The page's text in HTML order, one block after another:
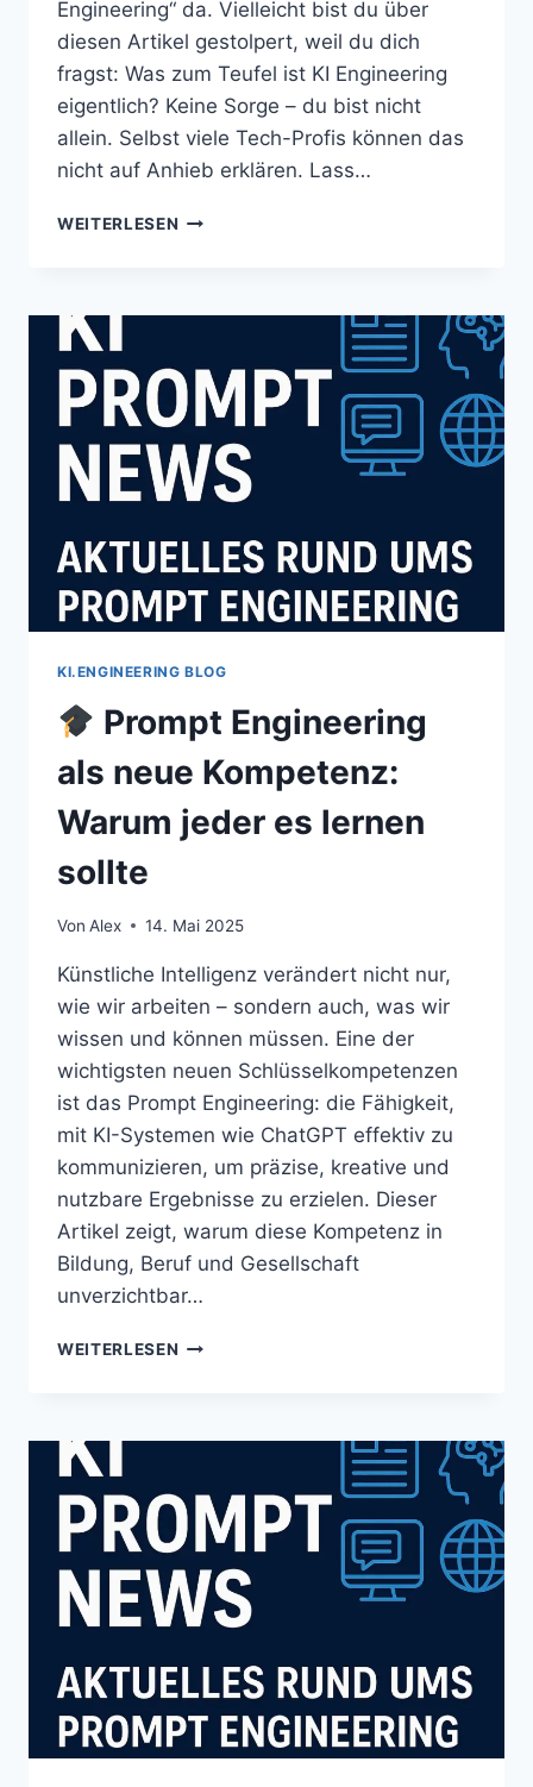
Engineering“ da. Vielleicht bist du über
diesen Artikel gestolpert, weil du dich
fragst: Was zum Teufel ist KI Engineering
eigentlich? Keine Sorge – du bist nicht
allein. Selbst viele Tech-Profis können das
nicht auf Anhieb erklären. Lass…
WEITERLESEN WAS
EIGENTLICH?
KI.ENGINEERING BLOG
Prompt Engineering
als neue Kompetenz:
Warum jeder es lernen
sollte
Von Alex 14. Mai 2025
Künstliche Intelligenz verändert nicht nur,
wie wir arbeiten – sondern auch, was wir
wissen und können müssen. Eine der
wichtigsten neuen Schlüsselkompetenzen
ist das Prompt Engineering: die Fähigkeit,
mit KI-Systemen wie ChatGPT effektiv zu
kommunizieren, um präzise, kreative und
nutzbare Ergebnisse zu erzielen. Dieser
Artikel zeigt, warum diese Kompetenz in
Bildung, Beruf und Gesellschaft
unverzichtbar…
WEITERLESEN
NEUE
WARUM
JEDER
ES
LERNEN
SOLLTE